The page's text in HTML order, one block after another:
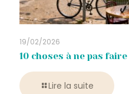
19/02/2026
10 choses à ne pas
Lire la suite